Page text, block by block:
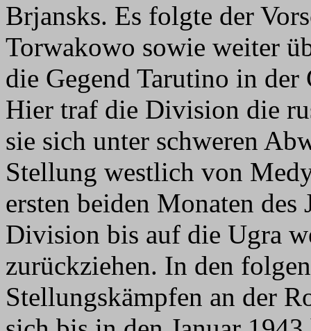
Brjansks. Es folgte der
Torwakowo sowie weiter
die Gegend Tarutino in
Hier traf die Division die
sie sich unter schweren
Stellung westlich von
ersten beiden Monaten des
Division bis auf die Ugra
zurückziehen. In den
Stellungskämpfen an der